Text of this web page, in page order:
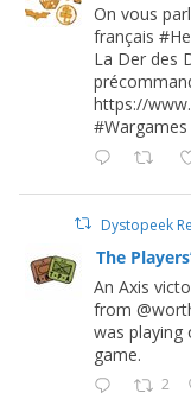
On vous
français
La Der des
https://
Dystopeek
The
An Axis
from
was playing
game.
2